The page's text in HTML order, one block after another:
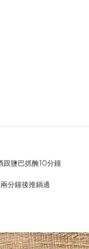
鹽巴抓醃10分鐘
分鐘後推鍋邊